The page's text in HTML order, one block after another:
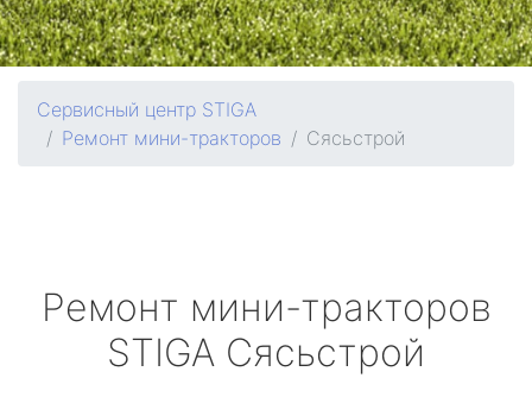
Сервисный центр STIGA
Ремонт мини-тракторов
Сясьстрой
Ремонт мини-тракторов
STIGA Сясьстрой